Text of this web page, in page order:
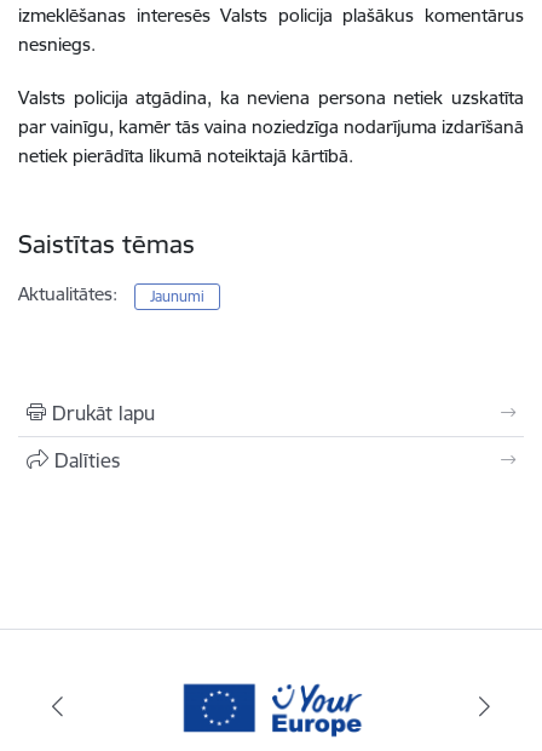
izmeklēšanas interesēs Valsts policija plašākus komentārus
nesniegs.
Valsts policija atgādina, ka neviena persona netiek uzskatīta
par vainīgu, kamēr tās vaina noziedzīga nodarījuma izdarīšanā
netiek pierādīta likumā noteiktajā kārtībā.
Saistītas tēmas
Aktualitātes: Jaunumi
Drukāt lapu
Dalīties